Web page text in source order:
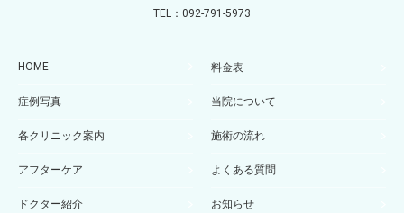
TEL：092-791-5973
HOME 料金表
症例写真 当院について
各クリニック案内 施術の流れ
アフターケア よくある質問
ドクター紹介 お知らせ